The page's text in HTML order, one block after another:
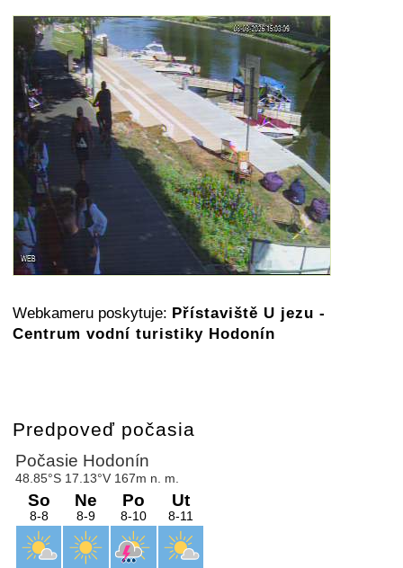
Webkameru poskytuje: Přístaviště U jezu -
Centrum vodní turistiky Hodonín
Predpoveď počasia